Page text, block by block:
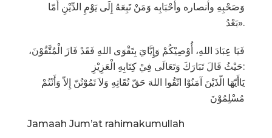
وَصَحْبِهِ وأنصاره وأحْبَابِه وَمَنْ تَبِعَهُ إِلَى يَوْمِ الدِّيْنِ أَمّا
بَعْدُ».
فَيَا عِبَادَ اللهِ، أُوْصِيْكُمْ وَإِيَّايَ بِتَقْوَى اللهِ فَقَدْ فَازَ الْمُتَّقُوْنَ،
حَيْثُ قَالَ تَبَارَكَ وَتَعَالَى فِيْ كِتَابِهِ الْعَزِيْزِ:
يَاأَيّهَا الّذَيْنَ آمَنُوْا اتّقُوا اللهَ حَقّ تُقَاتِهِ وَلاَ تَمُوْتُنّ إِلاّ وَأَنْتُمْ
مُسْلِمُوْنَ
Jamaah Jum’at rahimakumullah